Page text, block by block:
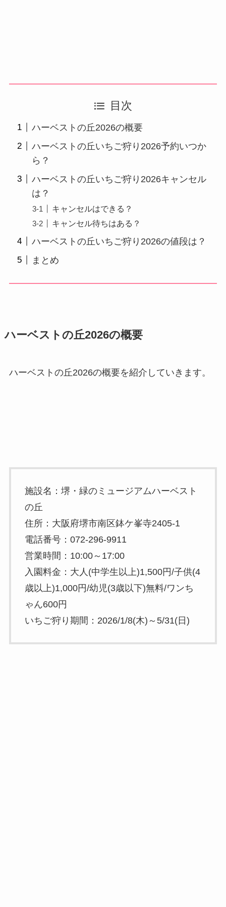
目次
ハーベストの丘2026の概要
ハーベストの丘いちご狩り2026予約いつか
ら？
ハーベストの丘いちご狩り2026キャンセル
は？
キャンセルはできる？
キャンセル待ちはある？
ハーベストの丘いちご狩り2026の値段は？
まとめ
ハーベストの丘2026の概要
ハーベストの丘2026の概要を紹介していきます。
施設名：堺・緑のミュージアムハーベスト
の丘
住所：大阪府堺市南区鉢ケ峯寺2405-1
電話番号：072-296-9911
営業時間：10:00～17:00
入園料金：大人(中学生以上)1,500円/子供(4
歳以上)1,000円/幼児(3歳以下)無料/ワンち
ゃん600円
いちご狩り期間：2026/1/8(木)～5/31(日)